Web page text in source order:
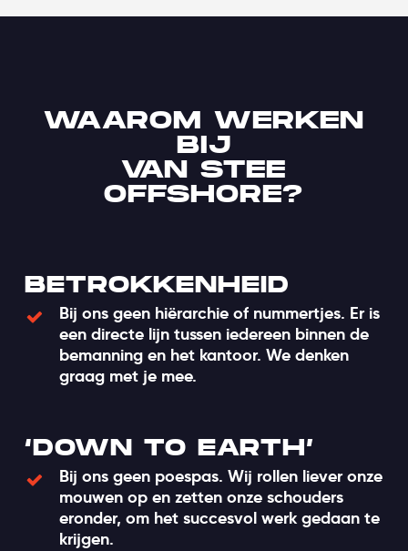
WAAROM WERKEN
BIJ
VAN STEE
OFFSHORE?
BETROKKENHEID
Bij ons geen hiërarchie of nummertjes. Er is
een directe lijn tussen iedereen binnen de
bemanning en het kantoor. We denken
graag met je mee.
‘DOWN TO EARTH’
Bij ons geen poespas. Wij rollen liever onze
mouwen op en zetten onze schouders
eronder, om het succesvol werk gedaan te
krijgen.